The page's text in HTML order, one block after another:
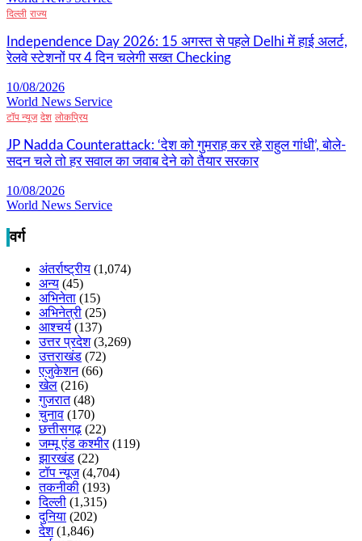
दिल्ली राज्य
Independence Day 2026: 15 अगस्त से पहले Delhi में हाई अलर्ट,
रेलवे स्टेशनों पर 4 दिन चलेगी सख्त Checking
10/08/2026
World News Service
टॉप न्यूज देश लोकप्रिय
JP Nadda Counterattack: ‘देश को गुमराह कर रहे राहुल गांधी’, बोले-
सदन चले तो हर सवाल का जवाब देने को तैयार सरकार
10/08/2026
World News Service
वर्ग
अंतर्राष्ट्रीय (1,074)
अन्य (45)
अभिनेता (15)
अभिनेत्री (25)
आश्चर्य (137)
उत्तर प्रदेश(3,269)
उत्तराखंड (72)
एजुकेशन(66)
खेल (216)
गुजरात(48)
चुनाव (170)
छत्तीसगढ़ (22)
जम्मू एंड कश्मीर(119)
झारखंड (22)
टॉप न्यूज(4,704)
तकनीकी (193)
दिल्ली (1,315)
दुनिया (202)
देश(1,846)